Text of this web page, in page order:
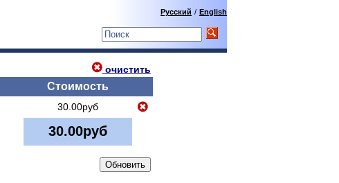
Русский / English
очистить
Стоимость
30.00руб
30.00руб